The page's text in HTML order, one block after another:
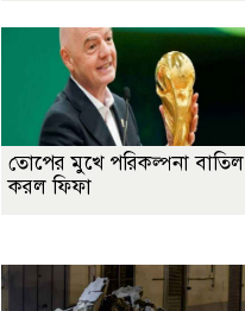
তোপের মুখে পরিকল্পনা বাতিল
করল ফিফা